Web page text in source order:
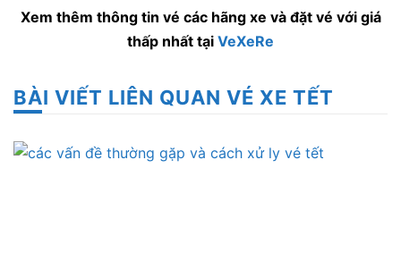
Xem thêm thông tin vé các hãng xe và đặt vé với giá
thấp nhất tại VeXeRe
BÀI VIẾT LIÊN QUAN VÉ XE TẾT